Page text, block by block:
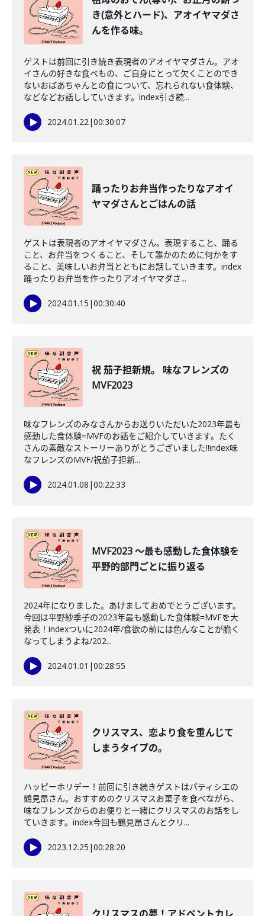
き(意外とハード)、アオイヤマダさ
んを作る味。
ゲストは前回に引き続き表現者のアオイヤマダさん。アオ
イさんの好きな食べもの、ご自身にとって欠くことのでき
ないおばあちゃんとの食について、忘れられない食体験、
などなどお話ししていきます。index引き続...
2024.01.22|00:30:07
踊ったりお弁当作ったりなアオイ
ヤマダさんとごはんの話
ゲストは表現者のアオイヤマダさん。表現すること、踊る
こと、お弁当をつくること、そして誰かのために何かをす
ること、美味しいお弁当とともにお話していきます。index
踊ったりお弁当を作ったりアオイヤマダさ...
2024.01.15 |00:30:40
祝 茄子担新規。 味なフレンズの
MVF2023
味なフレンズのみなさんからお送りいただいた2023年最も
感動した食体験=MVFのお話をご紹介していきます。たく
さんの素敵なストーリーありがとうございました!!index味
なフレンズのMVF/祝茄子担新...
2024.01.08 |00:22:33
MVF2023 ～最も感動した食体験を
平野的部門ごとに振り返る
2024年になりました。あけましておめでとうございます。
今回は平野紗季子の2023年最も感動した食体験=MVFを大
発表！indexついに2024年/食欲の前には色んなことが脆く
なってしまうよね/202...
2024.01.01 |00:28:55
クリスマス、恋より食を重んじて
しまうタイプの。
ハッピーホリデー！前回に引き続きゲストはパティシエの
鶴見昂さん。おすすめのクリスマスお菓子を食べながら、
味なフレンズからのお便りと一緒にクリスマスのお話をし
ていきます。index今回も鶴見昂さんとクリ...
2023.12.25 |00:28:20